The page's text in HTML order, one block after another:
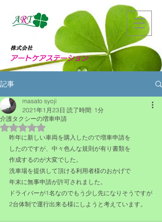
株式会社
アートケアステーション
記事
介護タクシーの増車申請
masato syoji
2021年1月23日 読了時間: 1分
5つ星のうちNaNと評価されています。
昨年に新しい車両を購入したので増車申請を
したのですが、中々色んな規則が有り書類を
作成するのが大変でした。
洗車場を提供して頂ける利用者様のおかげで
年末に無事申請が許可されました。
ドライバーが1名なのでもう少し先になりそうですが
2台体制で運行出来る様にしようと考えています。